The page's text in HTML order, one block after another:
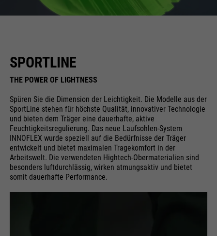
SPORTLINE
THE POWER OF LIGHTNESS
Spüren Sie die Dimension der Leichtigkeit. Die Modelle aus der
SportLine stehen für höchste Qualität, innovativer Technologie
und bieten dem Träger eine dauerhafte, aktive
Feuchtigkeitsregulierung. Das neue Laufsohlen-System
INNOFLEX wurde speziell auf die Bedürfnisse der Träger
entwickelt und bietet maximalen Tragekomfort in der
Arbeitswelt. Die verwendeten Hightech-Obermaterialien sind
besonders luftdurchlässig, wirken atmungsaktiv und bietet
somit dauerhafte Performance.